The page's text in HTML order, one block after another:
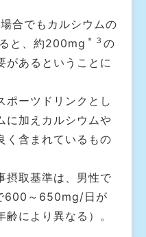
合でもカルシウムの
と、約200mg ＊３ の
があるということに
ポーツドリンクとし
に加えカルシウムや
く含まれているもの
摂取基準は、男性で
600～650mg/日が
により異なる）。